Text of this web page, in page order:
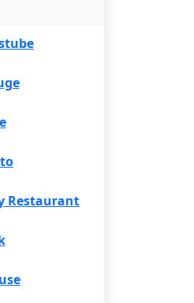
Restaurant